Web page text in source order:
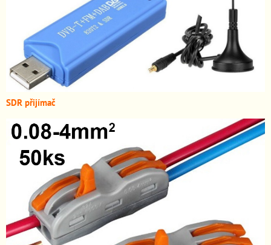
SDR přijímač